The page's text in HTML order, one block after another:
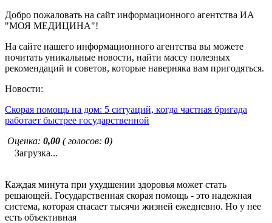
Добро пожаловать на сайт информационного агентства ИА
"МОЯ МЕДИЦИНА"!
На сайте нашего информационного агентства вы можете
почитать уникальные новости, найти массу полезных
рекомендаций и советов, которые наверняка вам пригодяться.
Новости:
Скорая помощь на дом: 5 ситуаций, когда частная бригада
работает быстрее государственной
Оценка: 0,00 ( голосов: 0)
Загрузка...
Каждая минута при ухудшении здоровья может стать
решающей. Государственная скорая помощь - это надежная
система, которая спасает тысячи жизней ежедневно. Но у нее
есть объективная